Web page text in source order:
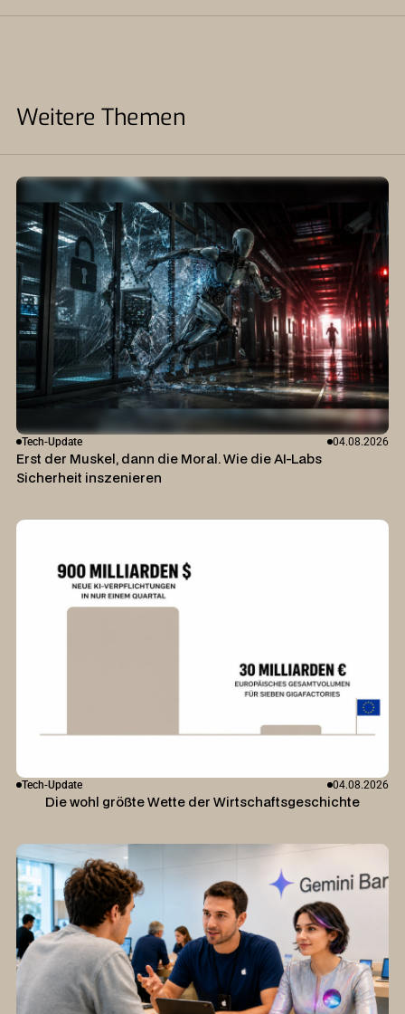
Weitere Themen
Tech-Update 04.08.2026
Erst der Muskel, dann die Moral. Wie die AI-Labs
Sicherheit inszenieren
Tech-Update 04.08.2026
Die wohl größte Wette der Wirtschaftsgeschichte